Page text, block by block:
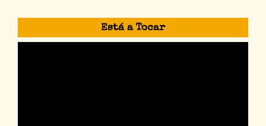
Está a Tocar